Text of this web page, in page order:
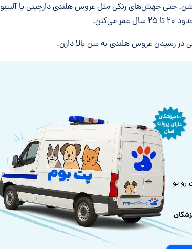
حتی جهش‌های رنگی مثل عروس هلندی دارچینی یا آلبینو
در رسیدن عروس هلندی به سن بالا دارن.
رو تو